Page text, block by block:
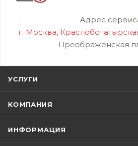
Адрес
г. Москва,
Преображенская
УСЛУГИ
КОМПАНИЯ
ИНФОРМАЦИЯ